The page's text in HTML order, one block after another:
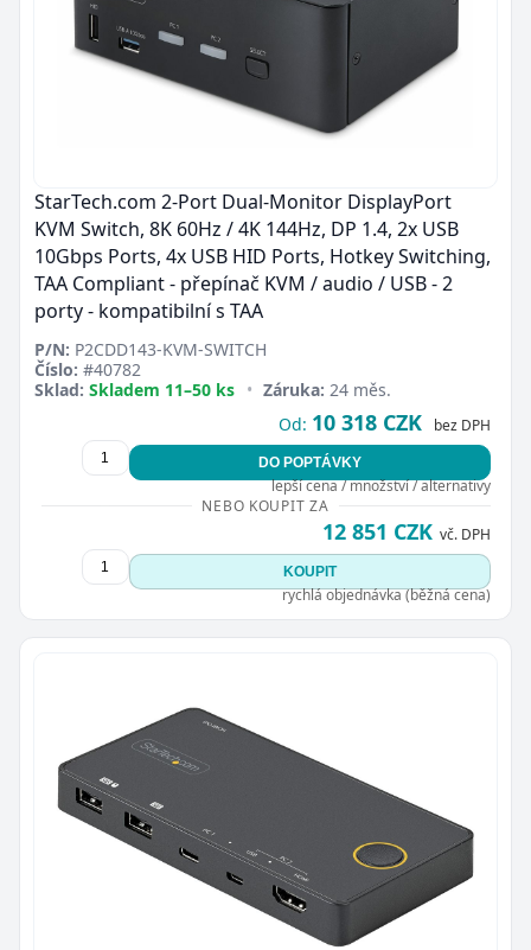
StarTech.com 2-Port Dual-Monitor DisplayPort
KVM Switch, 8K 60Hz / 4K 144Hz, DP 1.4, 2x USB
10Gbps Ports, 4x USB HID Ports, Hotkey Switching,
TAA Compliant - přepínač KVM / audio / USB - 2
porty - kompatibilní s TAA
P/N: P2CDD143-KVM-SWITCH
Číslo: #40782
Sklad: Skladem 11–50 ks • Záruka: 24 měs.
Od: 10 318 CZK bez DPH
DO POPTÁVKY
lepší cena / množství / alternativy
NEBO KOUPIT ZA
12 851 CZK vč. DPH
KOUPIT
rychlá objednávka (běžná cena)